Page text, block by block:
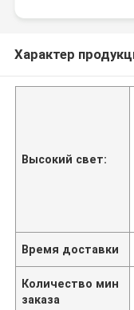
Характер
Высокий свет:
Время доставки
Количество мин
заказа